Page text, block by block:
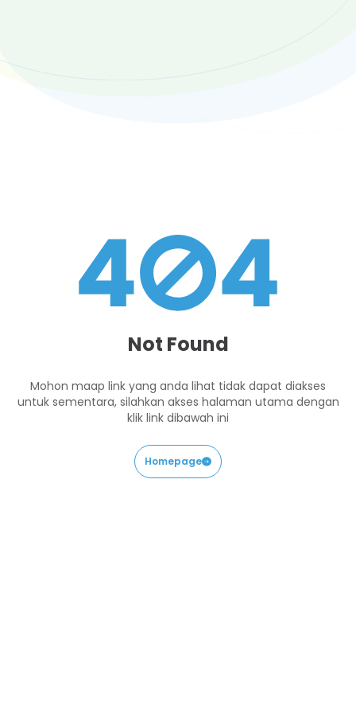
Not Found
Mohon maap link yang anda lihat tidak dapat diakses
untuk sementara, silahkan akses halaman utama dengan
klik link dibawah ini
Homepage